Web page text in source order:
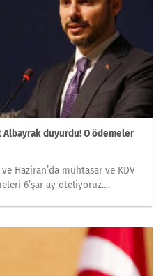
Albayrak duyurdu! O ödemeler
Haziran’da muhtasar ve KDV
6’şar ay öteliyoruz....